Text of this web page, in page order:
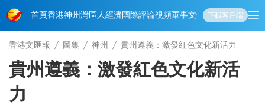
首頁香港神州 灣區人經濟國際評論視頻軍事文化 娛樂生活教育體
下載客戶端
香港文匯報 圖集 神州 貴州遵義：激發紅色文化新活力
貴州遵義：激發紅色文化新活
力